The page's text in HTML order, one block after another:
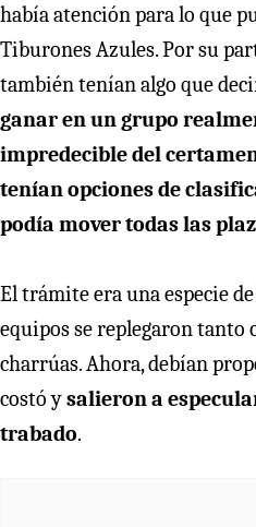
había atención para lo que
Tiburones Azules. Por su
también tenían algo que
ganar en un grupo
impredecible del
tenían opciones de
podía mover todas las
El trámite era una especie
equipos se replegaron tanto
charrúas. Ahora, debían
costó ysalieron a
trabado.